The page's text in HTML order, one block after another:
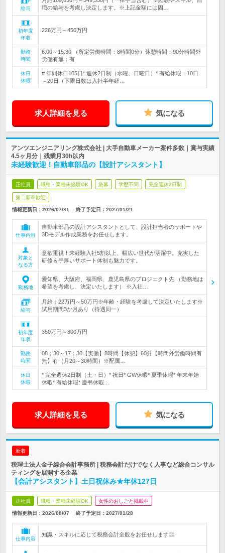
給与
職の給与を考慮し決定します。※上記金額には固…
初年度
年収
226万円～450万円
勤務
時間
6:00～15:30 （所定労働時間：8時間0分）休憩時間：90分時間外
労働有無：有
休日
休暇
# 年間休日105日* 週休2日制（水曜、日曜日）* 有給休暇：10日
～20日（下限日数は入社半年経…
求人詳細を見る 気になる
アンツエンジニアリング株式会社 | 大手自動車メーカー案件多数｜賞与実績
4.5ヶ月分｜残業月30h以内
未経験歓迎！自動車部品の【設計アシスタント】
正社員 職種・業種未経験OK 急募 学歴不問 完全週休2日制
第二新卒歓迎
情報更新日：2026/07/31 終了予定日： 2027/01/21
仕事内容
自動車部品の設計アシスタントとして、設計担当者のサポートや
3Dモデル作成業務をお任せします。
対象と
なる方
意欲重視！未経験入社5割以上、幅広い世代が活躍中。充実した
研修＆手厚いサポート体制も魅力です。
勤務地
愛知県、大阪府、福岡県、鹿児島県のプロジェクト先 （勤務地は
希望を考慮し、決定いたします） ※入社…
給与
月給：22万円～50万円※年齢・経験を考慮して決定いたします※
試用期間3か月あり（待遇同一）
初年度
年収
350万円～800万円
勤務
時間
08：30～17：30【実働】8時間【休憩】60分【時間外労働時間有
無】有（月20～30時間）※配属…
休日
休暇
* 完全週休2日制（土・日）* 祝日* GW休暇* 夏季休暇* 年末年始
休暇* 有給休暇* 慶弔休暇…
求人詳細を見る 気になる
新着
税理士法人金子綜合会計事務所 | 税務会計だけでなく人事など総合コンサル
ティングを展開する企業
【会計アシスタント】土日祝休み★年休127日
正社員 職種・業種未経験OK 女性のおしごと掲載中
情報更新日：2026/08/07 終了予定日： 2027/01/28
仕事内容
知識・スキルに応じて税務会計全般をお任せします◎